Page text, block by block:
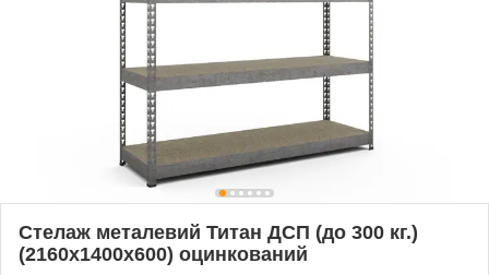
Стелаж металевий Титан ДСП (до 300 кг.)
(2160х1400х600) оцинкований